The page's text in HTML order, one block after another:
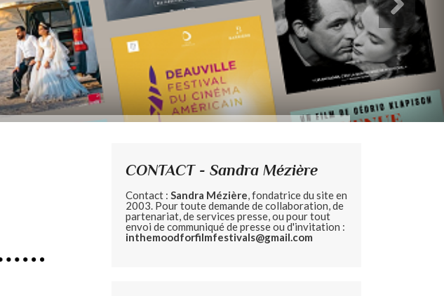
CONTACT - Sandra Mézière
Contact : Sandra Mézière, fondatrice du site en
2003. Pour toute demande de collaboration, de
partenariat, de services presse, ou pour tout
envoi de communiqué de presse ou d'invitation :
inthemoodforfilmfestivals@gmail.com